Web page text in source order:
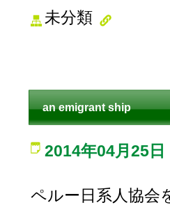
未分類
an emigrant ship
2014年04月25日
ペルー日系人協会